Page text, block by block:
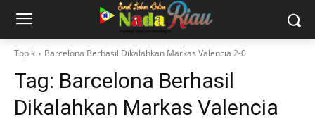
Topik Barcelona Berhasil Dikalahkan Markas Valencia 2-0
Tag: Barcelona Berhasil
Dikalahkan Markas Valencia